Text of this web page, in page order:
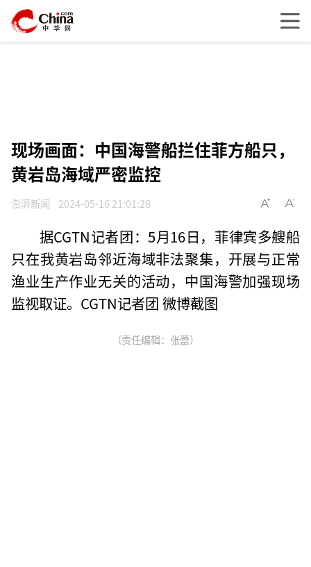
现场画面：中国海警船拦住菲方船只，
黄岩岛海域严密监控
澎湃新闻 2024-05-16 21:01:28
据CGTN记者团：5月16日，菲律宾多艘船
只在我黄岩岛邻近海域非法聚集，开展与正常
渔业生产作业无关的活动，中国海警加强现场
监视取证。CGTN记者团 微博截图
（责任编辑：张蕾）